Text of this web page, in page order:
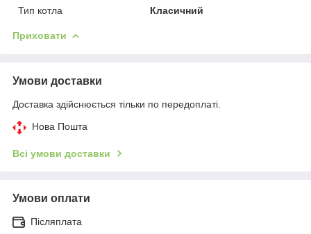
Тип котла Класичний
Приховати
Умови доставки
Доставка здійснюється тільки по передоплаті.
Нова Пошта
Всі умови доставки
Умови оплати
Післяплата